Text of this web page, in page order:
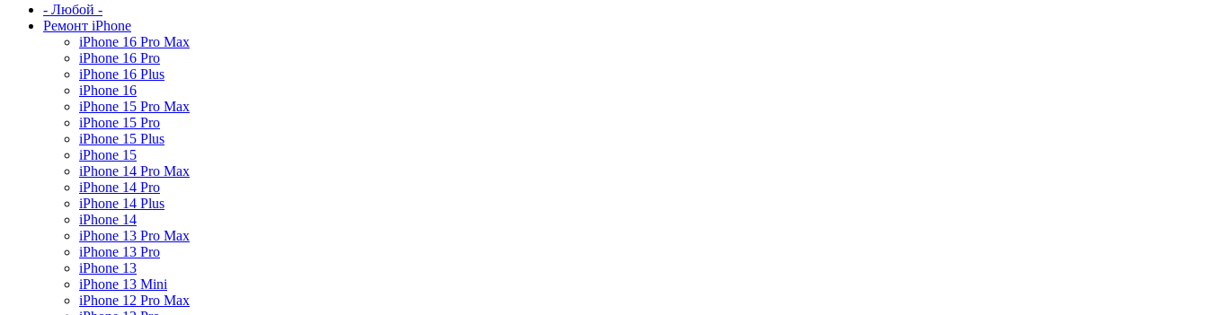
- Любой -
Ремонт iPhone
iPhone 16 Pro Max
iPhone 16 Pro
iPhone 16 Plus
iPhone 16
iPhone 15 Pro Max
iPhone 15 Pro
iPhone 15 Plus
iPhone 15
iPhone 14 Pro Max
iPhone 14 Pro
iPhone 14 Plus
iPhone 14
iPhone 13 Pro Max
iPhone 13 Pro
iPhone 13
iPhone 13 Mini
iPhone 12 Pro Max